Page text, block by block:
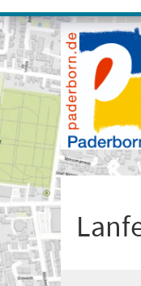
Visuelle
Assistenzsoftware
öffnen.
Mit
der
Tastatur
erreichbar
über
+